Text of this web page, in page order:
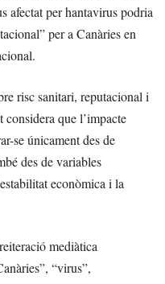
afectat per hantavirus podria
per a Canàries en
risc sanitari, reputacional i
considera que l’impacte
se únicament des de
des de variables
econòmica i la
mediàtica
“virus”,